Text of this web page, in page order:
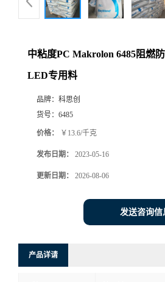
中粘度PC Makrolon 6485阻燃
LED专用料
品牌： 科思创
货号： 6485
价格： ￥13.6/千克
发布日期： 2023-05-16
更新日期： 2026-08-06
发送咨询信
产品详请